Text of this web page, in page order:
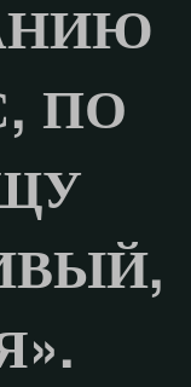
ПО